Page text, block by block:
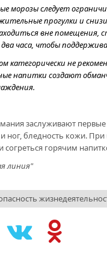
морозы следует
прогулки и
вне помещения,
часа, чтобы
категорически не
напитки создают
заслуживают
ног, бледность кожи.
горячим
линия"